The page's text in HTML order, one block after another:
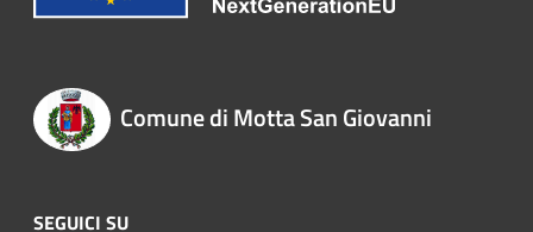
Comune di Motta San Giovanni
SEGUICI SU